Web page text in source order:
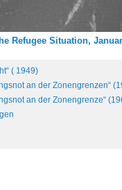
Refugee Situation,
( 1949)
an der Zonengrenzen“
an der Zonengrenze“